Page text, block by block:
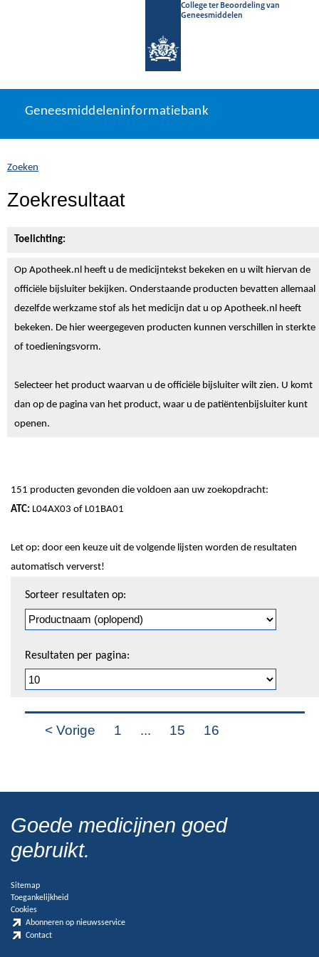
College ter Beoordeling van
Geneesmiddelen
naar
Geneesmiddeleninformatiebank
U
zich
hier:
Geneesmiddeleninformatiebank
Zoeken
Zoekresultaat
Toelichting:
Op Apotheek.nl heeft u de medicijntekst bekeken en u wilt hiervan de
officiële bijsluiter bekijken. Onderstaande producten bevatten allemaal
dezelfde werkzame stof als het medicijn dat u op Apotheek.nl heeft
bekeken. De hier weergegeven producten kunnen verschillen in sterkte
of toedieningsvorm.
Selecteer het product waarvan u de officiële bijsluiter wilt zien. U komt
dan op de pagina van het product, waar u de patiëntenbijsluiter kunt
openen.
151 producten gevonden die voldoen aan uw zoekopdracht:
ATC: L04AX03 of L01BA01
Let op: door een keuze uit de volgende lijsten worden de resultaten
automatisch ververst!
pagineren
Sorteer resultaten op:
Resultaten per pagina:
< Vorige 1 ... 15 16
Goede medicijnen goed
gebruikt.
Sitemap
Toegankelijkheid
Cookies
Abonneren op nieuwsservice
Contact